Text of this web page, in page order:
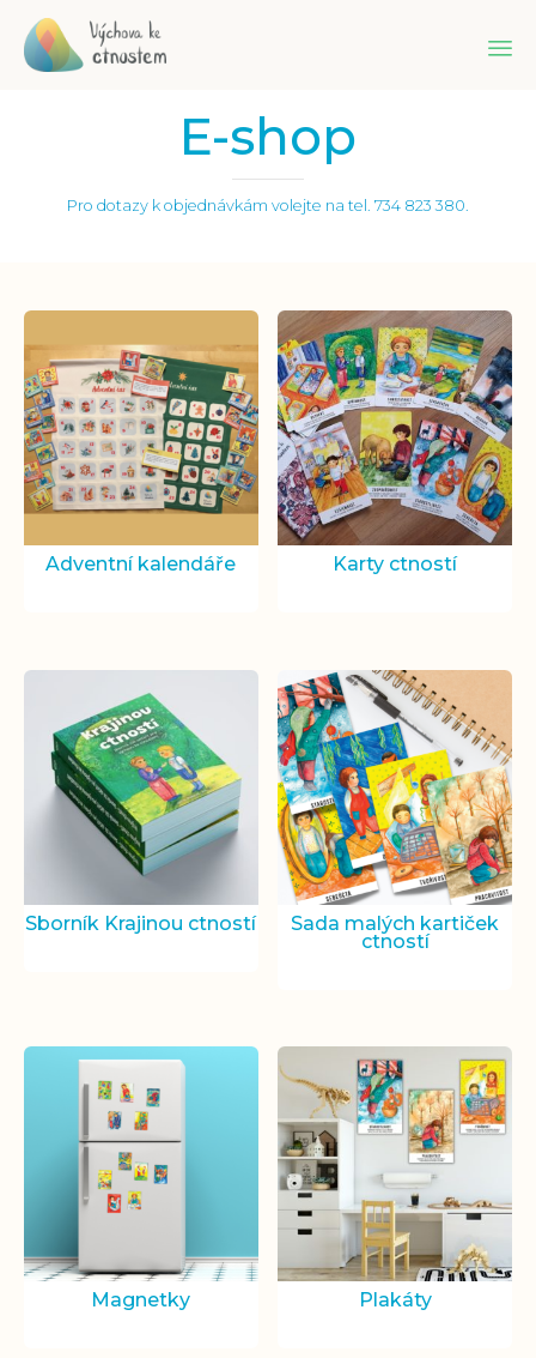
E-shop
Pro dotazy k objednávkám volejte na tel. 734 823 380.
Adventní kalendáře Karty ctností
Sborník Krajinou ctností Sada malých kartiček
ctností
Magnetky Plakáty